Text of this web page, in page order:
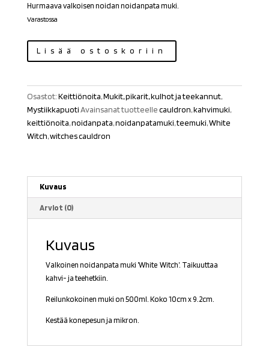
Hurmaava valkoisen noidan noidanpata muki.
Varastossa
Noidanpatamuki
White
määrä
Lisää ostoskoriin
Osastot:Keittiönoita,Mukit, pikarit, kulhot ja teekannut,
MystiikkapuotiAvainsanat tuotteellecauldron,kahvimuki,
keittiönoita,noidanpata,noidanpatamuki,teemuki,White
Witch,witches cauldron
Kuvaus
Arviot (0)
Kuvaus
Valkoinen noidanpata muki ’White Witch’. Taikuuttaa
kahvi- ja teehetkiin.
Reilunkokoinen muki on 500ml. Koko 10cm x 9.2cm.
Kestää konepesun ja mikron.